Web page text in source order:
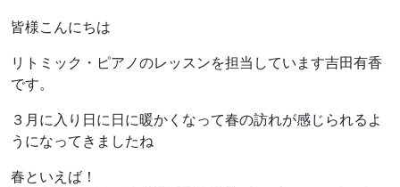
皆様こんにちは
リトミック・ピアノのレッスンを担当しています吉田有香
です。
３月に入り日に日に暖かくなって春の訪れが感じられるよ
うになってきましたね
春といえば！